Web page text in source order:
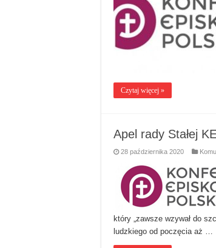
Czytaj więcej »
Apel rady Stałej
28 października 2020
który „zawsze wzywał do
ludzkiego od poczęcia aż …